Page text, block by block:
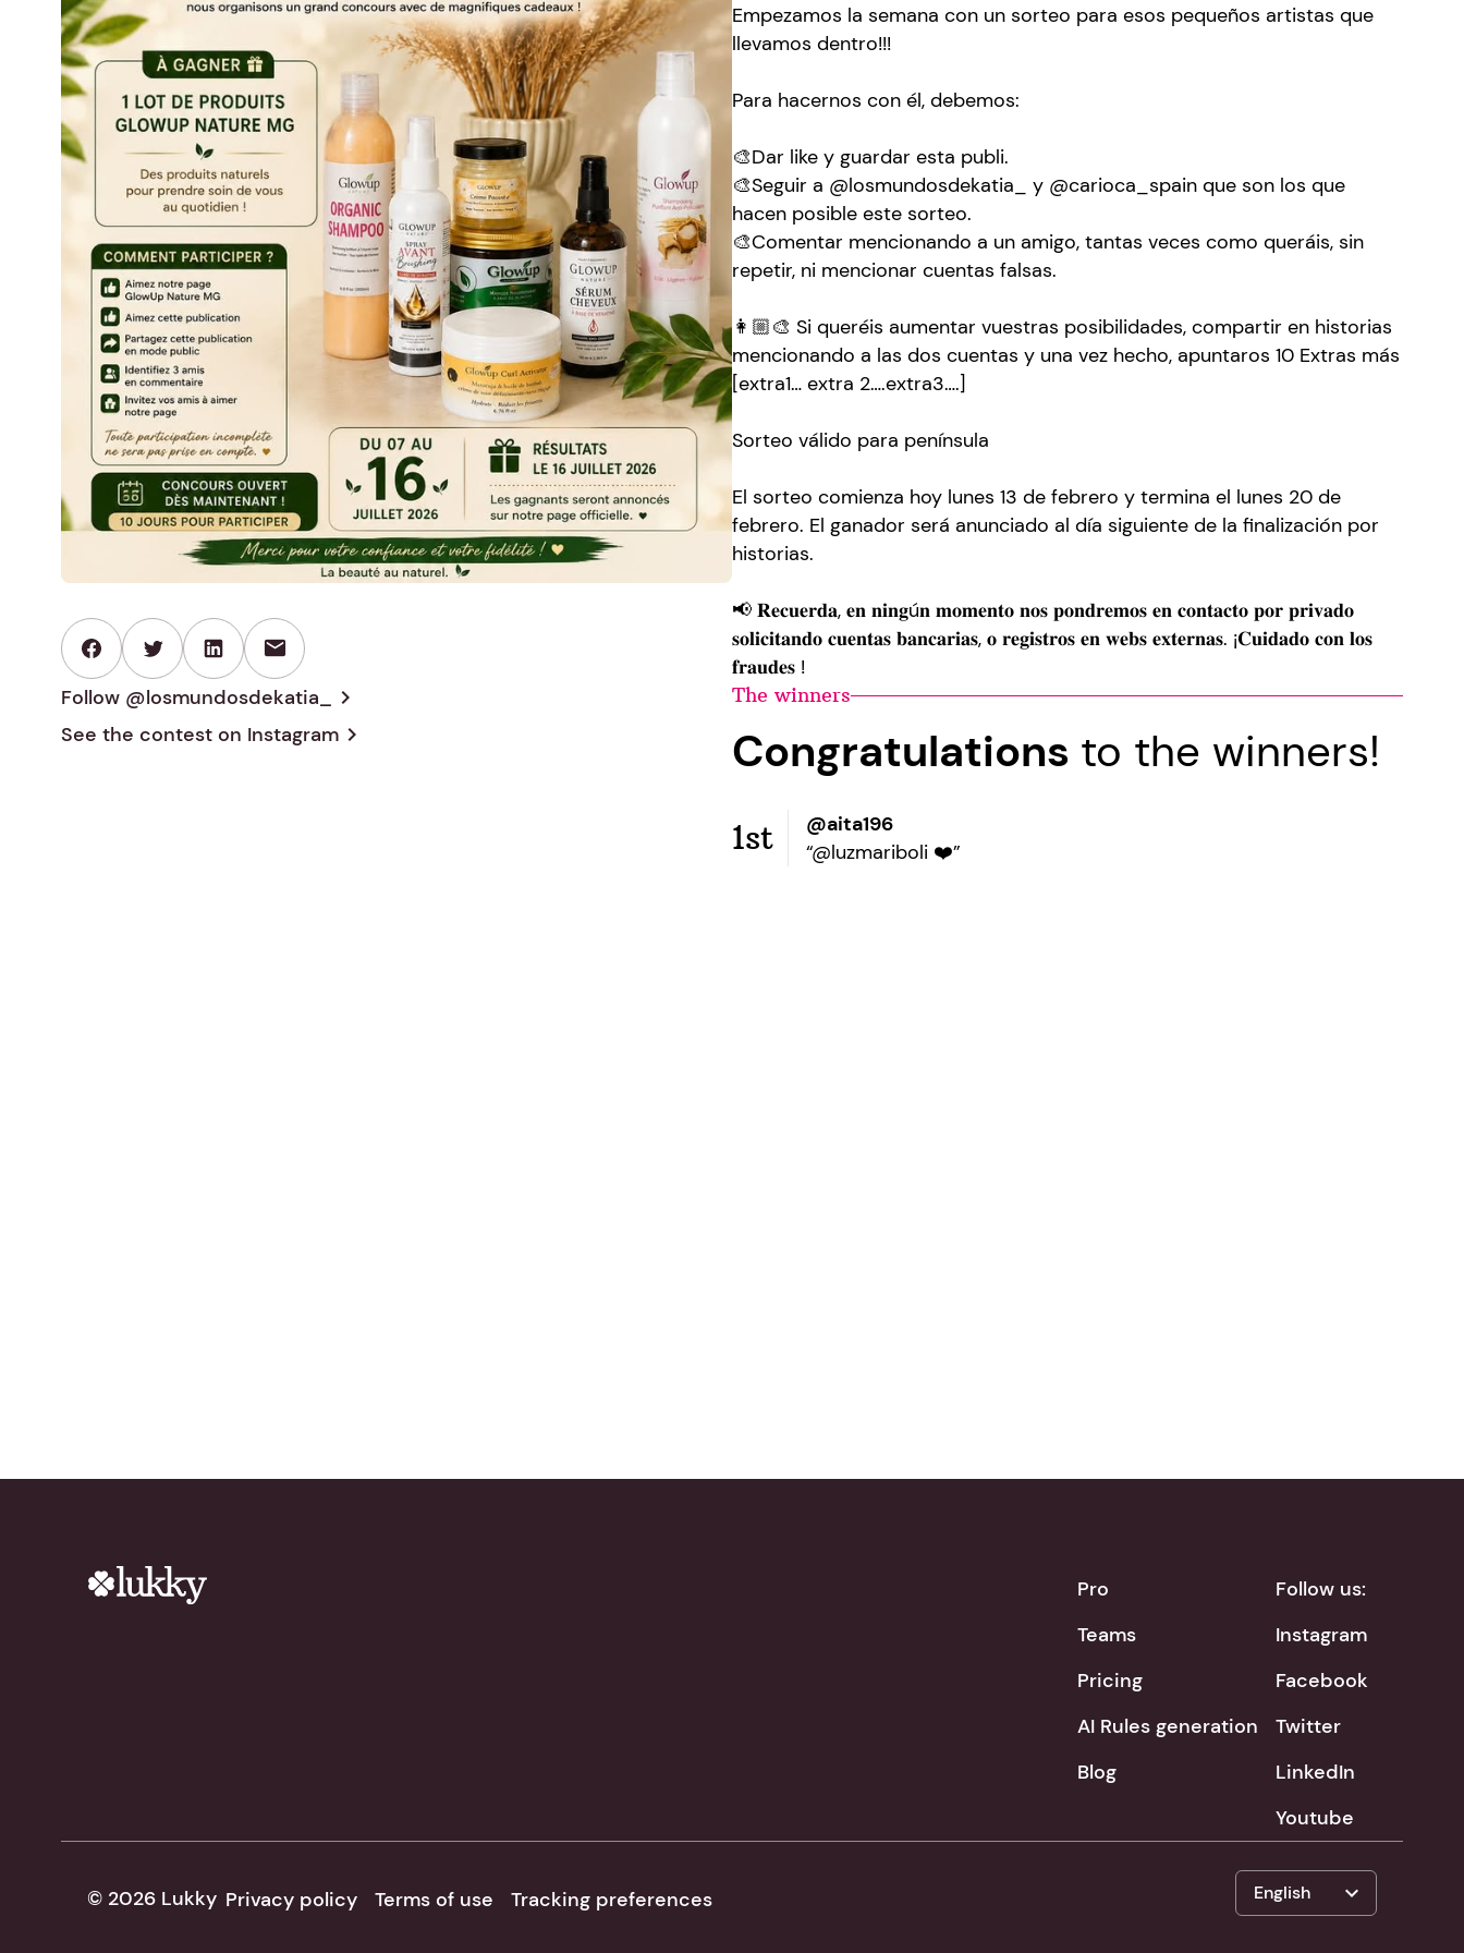
mail
Follow @losmundosdekatia_ chevron_right
See the contest on Instagram chevron_right
Empezamos la semana con un sorteo para esos pequeños artistas que
llevamos dentro!!!
Para hacernos con él, debemos:
🎨Dar like y guardar esta publi.
🎨Seguir a @losmundosdekatia_ y @carioca_spain que son los que
hacen posible este sorteo.
🎨Comentar mencionando a un amigo, tantas veces como queráis, sin
repetir, ni mencionar cuentas falsas.
👩🏼‍🎨 Si queréis aumentar vuestras posibilidades, compartir en historias
mencionando a las dos cuentas y una vez hecho, apuntaros 10 Extras más
[extra1… extra 2….extra3….]
Sorteo válido para península
El sorteo comienza hoy lunes 13 de febrero y termina el lunes 20 de
febrero. El ganador será anunciado al día siguiente de la finalización por
historias.
📢 𝐑𝐞𝐜𝐮𝐞𝐫𝐝𝐚, 𝐞𝐧 𝐧𝐢𝐧𝐠ú𝐧 𝐦𝐨𝐦𝐞𝐧𝐭𝐨 𝐧𝐨𝐬 𝐩𝐨𝐧𝐝𝐫𝐞𝐦𝐨𝐬 𝐞𝐧 𝐜𝐨𝐧𝐭𝐚𝐜𝐭𝐨 𝐩𝐨𝐫 𝐩𝐫𝐢𝐯𝐚𝐝𝐨
𝐬𝐨𝐥𝐢𝐜𝐢𝐭𝐚𝐧𝐝𝐨 𝐜𝐮𝐞𝐧𝐭𝐚𝐬 𝐛𝐚𝐧𝐜𝐚𝐫𝐢𝐚𝐬, 𝐨 𝐫𝐞𝐠𝐢𝐬𝐭𝐫𝐨𝐬 𝐞𝐧 𝐰𝐞𝐛𝐬 𝐞𝐱𝐭𝐞𝐫𝐧𝐚𝐬. ¡𝐂𝐮𝐢𝐝𝐚𝐝𝐨 𝐜𝐨𝐧 𝐥𝐨𝐬
𝐟𝐫𝐚𝐮𝐝𝐞𝐬 !
The winners
Congratulations to the winners!
1st
@aita196
“@luzmariboli ❤️”
Pro
Teams
Pricing
AI Rules generation
Blog
Follow us:
Instagram
Facebook
Twitter
LinkedIn
Youtube
English expand_more
Privacy policy Terms of use Tracking preferences
© 2026 Lukky